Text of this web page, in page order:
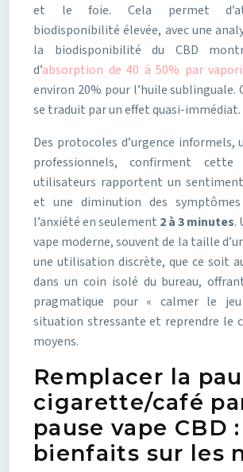
et le foie. Cela permet
biodisponibilité élevée, avec une
la biodisponibilité du CBD
d’absorption de 40 à 50% par
environ 20% pour l’huile sublinguale.
se traduit par un effet quasi-immédiat.
Des protocoles d’urgence informels,
professionnels, confirment cette
utilisateurs rapportent un sentiment
et une diminution des symptômes
l’anxiété en seulement 2 à 3 minutes.
vape moderne, souvent de la taille
une utilisation discrète, que ce soit
dans un coin isolé du bureau,
pragmatique pour « calmer le
situation stressante et reprendre le
moyens.
Remplacer la
cigarette/café
pause vape CBD
bienfaits sur les